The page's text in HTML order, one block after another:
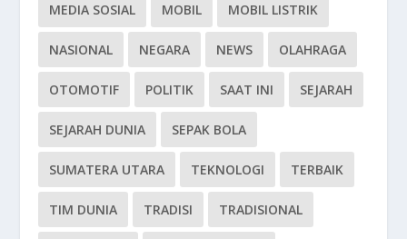
MEDIA SOSIAL MOBIL MOBIL LISTRIK
NASIONAL NEGARA NEWS OLAHRAGA
OTOMOTIF POLITIK SAAT INI SEJARAH
SEJARAH DUNIA SEPAK BOLA
SUMATERA UTARA TEKNOLOGI TERBAIK
TIM DUNIA TRADISI TRADISIONAL